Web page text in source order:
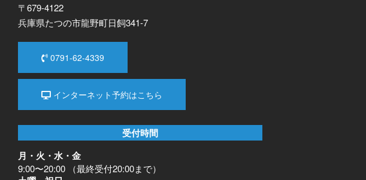
〒679-4122
兵庫県たつの市龍野町日飼341-7
0791-62-4339
インターネット予約はこちら
受付時間
月・火・水・金
9:00〜20:00 （最終受付20:00まで）